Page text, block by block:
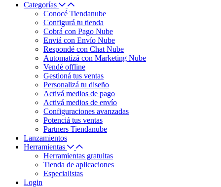
Categorías
Conocé Tiendanube
Configurá tu tienda
Cobrá con Pago Nube
Enviá con Envío Nube
Respondé con Chat Nube
Automatizá con Marketing Nube
Vendé offline
Gestioná tus ventas
Personalizá tu diseño
Activá medios de pago
Activá medios de envío
Configuraciones avanzadas
Potenciá tus ventas
Partners Tiendanube
Lanzamientos
Herramientas
Herramientas gratuitas
Tienda de aplicaciones
Especialistas
Login